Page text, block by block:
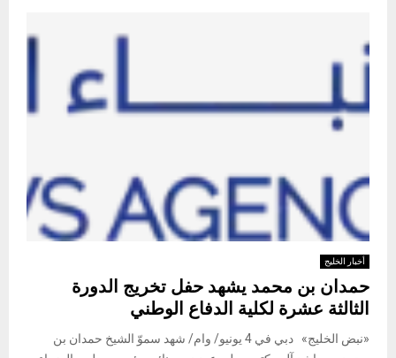
أخبار الخليج
حمدان بن محمد يشهد حفل تخريج الدورة
الثالثة عشرة لكلية الدفاع الوطني
«نبض الخليج» دبي في 4 يونيو/ وام/ شهد سموّ الشيخ حمدان بن